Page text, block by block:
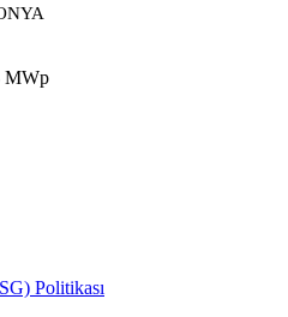
MWp
Politikası